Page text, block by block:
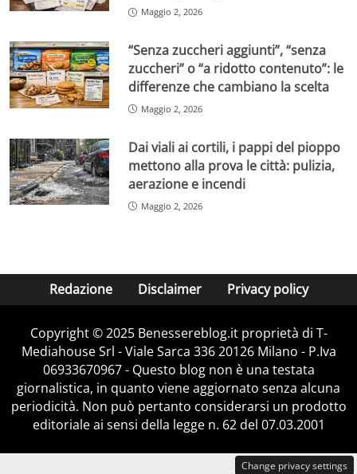
Maggio 2, 2026
“Senza zuccheri aggiunti”, “senza
zuccheri” o “a ridotto contenuto”: le
differenze che cambiano la scelta
Maggio 2, 2026
Dai viali ai cortili, i pappi del pioppo
mettono alla prova le città: pulizia,
aerazione e incendi
Maggio 2, 2026
Redazione Disclaimer Privacy policy
Copyright © 2025 Benessereblog.it proprietà di T-
Mediahouse Srl - Viale Sarca 336 20126 Milano - P.Iva
06933670967 - Questo blog non è una testata
giornalistica, in quanto viene aggiornato senza alcuna
periodicità. Non può pertanto considerarsi un prodotto
editoriale ai sensi della legge n. 62 del 07.03.2001
Change privacy settings